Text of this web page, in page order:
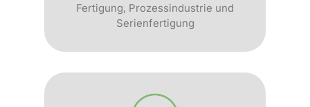
Fertigung, Prozessindustrie und
Serienfertigung